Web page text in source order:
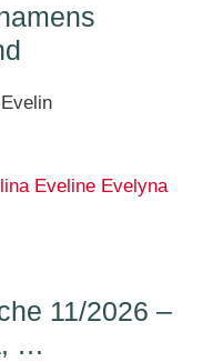
Eveline Evelyna
11/2026 –
…